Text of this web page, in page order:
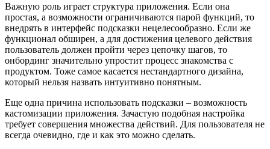
Важную роль играет структура приложения. Если она
простая, а возможности ограничиваются парой функций, то
внедрять в интерфейс подсказки нецелесообразно. Если же
функционал обширен, а для достижения целевого действия
пользователь должен пройти через цепочку шагов, то
онбординг значительно упростит процесс знакомства с
продуктом. Тоже самое касается нестандартного дизайна,
который нельзя назвать интуитивно понятным.
Еще одна причина использовать подсказки – возможность
кастомизации приложения. Зачастую подобная настройка
требует совершения множества действий. Для пользователя не
всегда очевидно, где и как это можно сделать.